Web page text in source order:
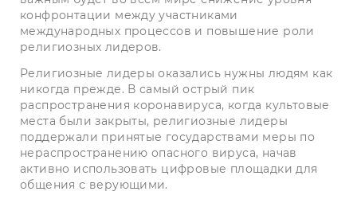
конфронтации между участниками
международных процессов и повышение роли
религиозных лидеров.
Религиозные лидеры оказались нужны людям как
никогда прежде. В самый острый пик
распространения коронавируса, когда культовые
места были закрыты, религиозные лидеры
поддержали принятые государствами меры по
нераспространению опасного вируса, начав
активно использовать цифровые площадки для
общения с верующими.